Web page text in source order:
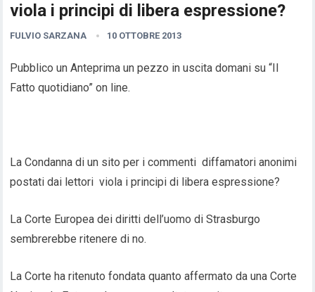
viola i principi di libera espressione?
FULVIO SARZANA 10 OTTOBRE 2013
Pubblico un Anteprima un pezzo in uscita domani su “Il
Fatto quotidiano” on line.
La Condanna di un sito per i commenti diffamatori anonimi
postati dai lettori viola i principi di libera espressione?
La Corte Europea dei diritti dell’uomo di Strasburgo
sembrerebbe ritenere di no.
La Corte ha ritenuto fondata quanto affermato da una Corte